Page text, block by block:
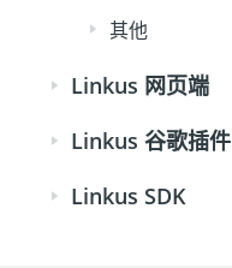
其他
Linkus 网页端
Linkus 谷歌插件
Linkus SDK